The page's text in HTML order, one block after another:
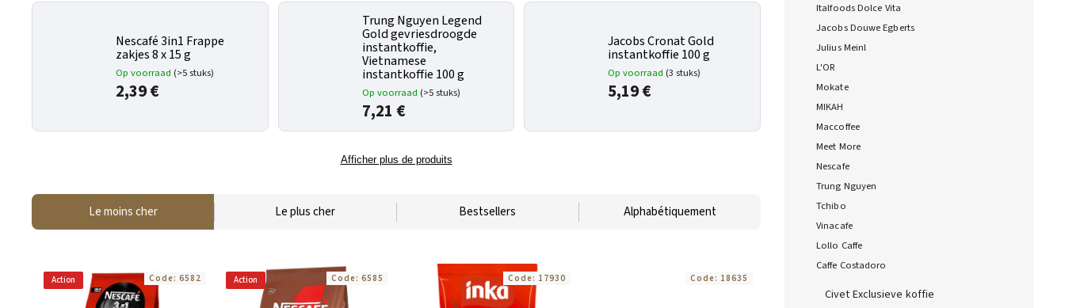
Italfoods Dolce Vita
Jacobs Douwe Egberts
Julius Meinl
L'OR
Mokate
MIKAH
Maccoffee
Meet More
Nescafe
Trung Nguyen
Tchibo
Vinacafe
Lollo Caffe
Caffe Costadoro
Civet Exclusieve koffie
Nescafé 3in1 Frappe
zakjes 8 x 15 g
Op voorraad (>5 stuks)
2,39 €
Trung Nguyen Legend
Gold gevriesdroogde
instantkoffie,
Vietnamese
instantkoffie 100 g
Op voorraad (>5 stuks)
7,21 €
Jacobs Cronat Gold
instantkoffie 100 g
Op voorraad (3 stuks)
5,19 €
Afficher plus de produits
Le moins cher Le plus cher Bestsellers Alphabétiquement
Action Code: 6582 Action Code: 6585 Code: 17930 Code: 18635